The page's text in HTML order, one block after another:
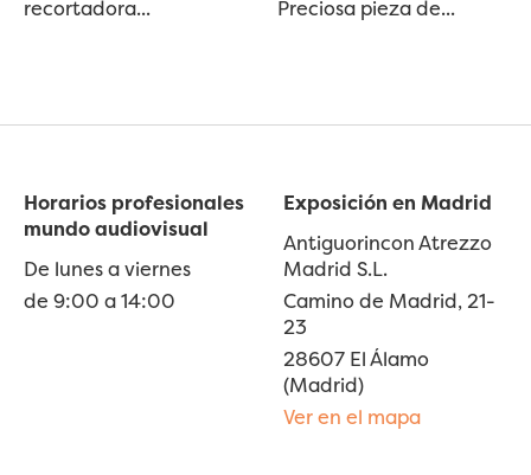
recortadora...
Preciosa pieza de...
Horarios profesionales
mundo audiovisual
De lunes a viernes
de 9:00 a 14:00
Exposición en Madrid
Antiguorincon Atrezzo
Madrid S.L.
Camino de Madrid, 21-
23
28607 El Álamo
(Madrid)
Ver en el mapa